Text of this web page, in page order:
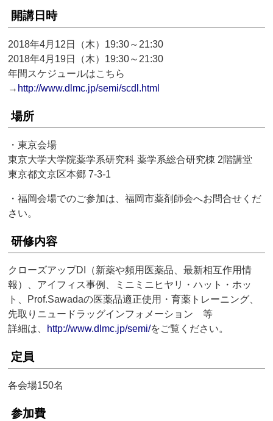
開講日時
2018年4月12日（木）19:30～21:30
2018年4月19日（木）19:30～21:30
年間スケジュールはこちら
→ http://www.dlmc.jp/semi/scdl.html
場所
・東京会場
東京大学大学院薬学系研究科 薬学系総合研究棟 2階講堂
東京都文京区本郷 7-3-1
・福岡会場でのご参加は、福岡市薬剤師会へお問合せくだ
さい。
研修内容
クローズアップDI（新薬や頻用医薬品、最新相互作用情
報）、アイフィス事例、ミニミニヒヤリ・ハット・ホッ
ト、Prof.Sawadaの医薬品適正使用・育薬トレーニング、
先取りニュードラッグインフォメーション 等
詳細は、 http://www.dlmc.jp/semi/をご覧ください。
定員
各会場150名
参加費